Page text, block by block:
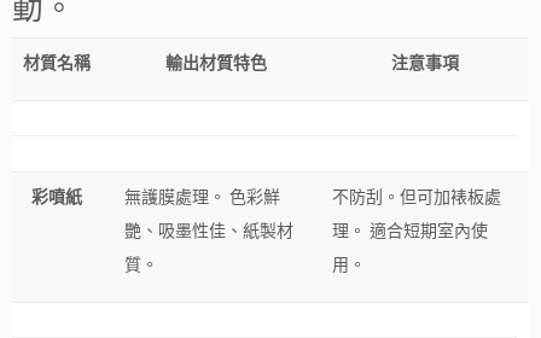
動。
材質名稱 輸出材質特色 注意事項
彩噴紙
無護膜處理。 色彩鮮
艷、吸墨性佳、紙製材
質。
不防刮。但可加裱板處
理。 適合短期室內使
用。